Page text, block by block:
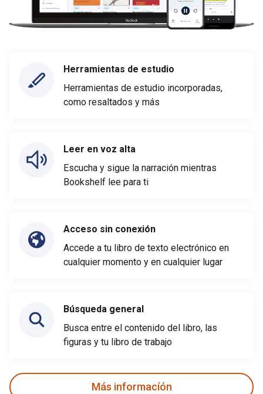
Herramientas de estudio
Herramientas de estudio incorporadas,
como resaltados y más
Leer en voz alta
Escucha y sigue la narración mientras
Bookshelf lee para ti
Acceso sin conexión
Accede a tu libro de texto electrónico en
cualquier momento y en cualquier lugar
Búsqueda general
Busca entre el contenido del libro, las
figuras y tu libro de trabajo
Más informacíón